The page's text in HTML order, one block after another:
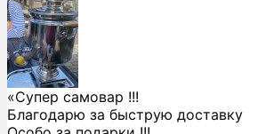
«Супер самовар !!!
Благодарю за быструю доставку